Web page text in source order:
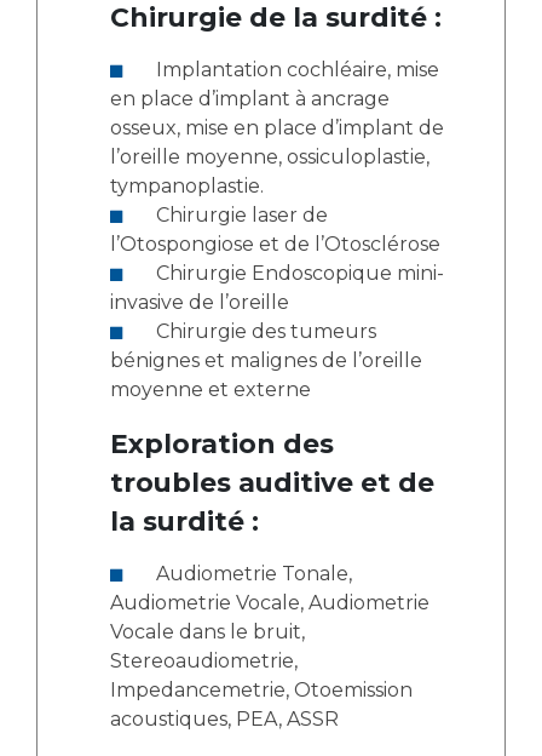
Chirurgie de la surdité :
en place d’implant à ancrage
osseux, mise en place d’implant de
l’oreille moyenne, ossiculoplastie,
tympanoplastie.
l’Otospongiose et de l’Otosclérose
invasive de l’oreille
bénignes et malignes de l’oreille
moyenne et externe
Exploration des
troubles auditive et de
la surdité :
Audiometrie Vocale, Audiometrie
Vocale dans le bruit,
Stereoaudiometrie,
Impedancemetrie, Otoemission
acoustiques, PEA, ASSR